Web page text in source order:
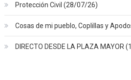
Protección Civil (28/07/26)
Cosas de mi pueblo, Coplillas y
DIRECTO DESDE LA PLAZA MAYOR